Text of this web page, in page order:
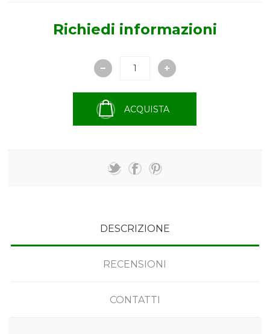
Richiedi informazioni
ACQUISTA
DESCRIZIONE
RECENSIONI
CONTATTI